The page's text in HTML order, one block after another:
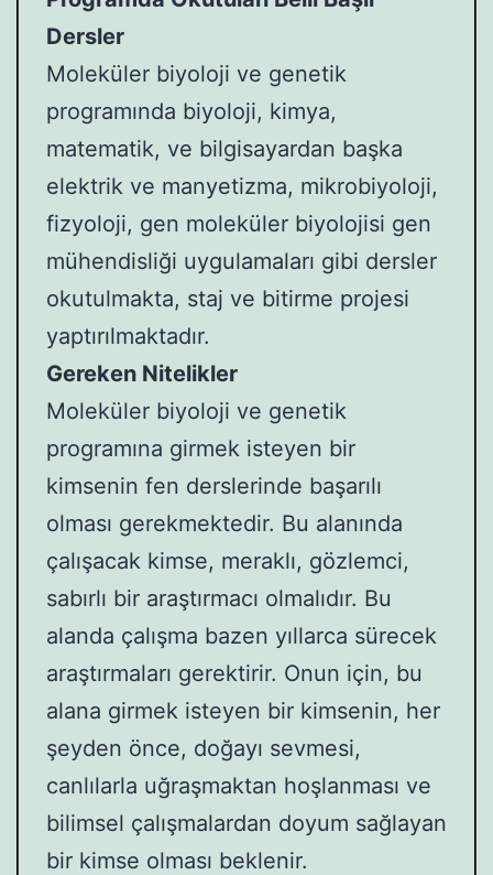
Dersler
Moleküler biyoloji ve genetik
programında biyoloji, kimya,
matematik, ve bilgisayardan başka
elektrik ve manyetizma, mikrobiyoloji,
fizyoloji, gen moleküler biyolojisi gen
mühendisliği uygulamaları gibi dersler
okutulmakta, staj ve bitirme projesi
yaptırılmaktadır.
Gereken Nitelikler
Moleküler biyoloji ve genetik
programına girmek isteyen bir
kimsenin fen derslerinde başarılı
olması gerekmektedir. Bu alanında
çalışacak kimse, meraklı, gözlemci,
sabırlı bir araştırmacı olmalıdır. Bu
alanda çalışma bazen yıllarca sürecek
araştırmaları gerektirir. Onun için, bu
alana girmek isteyen bir kimsenin, her
şeyden önce, doğayı sevmesi,
canlılarla uğraşmaktan hoşlanması ve
bilimsel çalışmalardan doyum sağlayan
bir kimse olması beklenir.